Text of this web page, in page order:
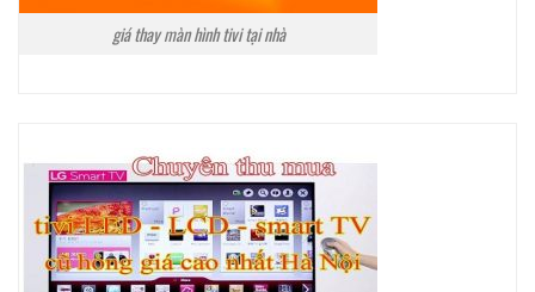
giá thay màn hình tivi tại nhà